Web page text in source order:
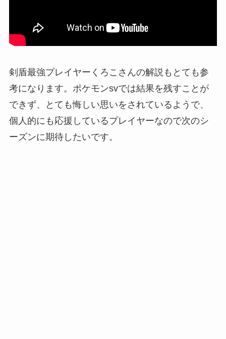
剣盾最強プレイヤーくろこさんの解説もとても参
考になります。ポケモンsvでは結果を残すことが
できず、とても悔しい思いをされているようで、
個人的にも応援しているプレイヤーなので次のシ
ーズンに期待したいです。